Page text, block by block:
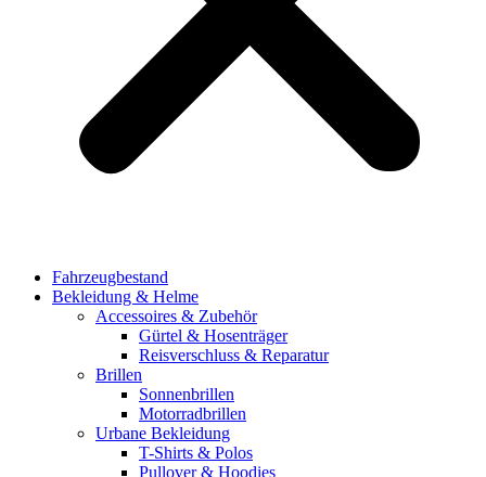
Fahrzeugbestand
Bekleidung & Helme
Accessoires & Zubehör
Gürtel & Hosenträger
Reisverschluss & Reparatur
Brillen
Sonnenbrillen
Motorradbrillen
Urbane Bekleidung
T-Shirts & Polos
Pullover & Hoodies